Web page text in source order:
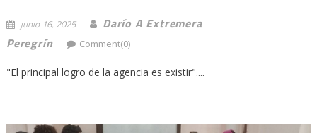
junio 16, 2025
Darío A Extremera
Peregrín
Comment(0)
"El principal logro de la agencia es existir"....